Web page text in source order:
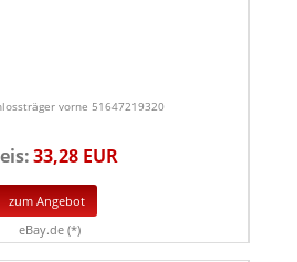
vorne 51647219320
33,28 EUR
zum Angebot
eBay.de (*)